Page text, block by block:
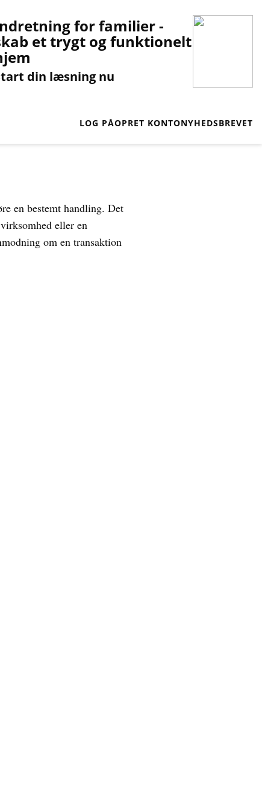
for familier -
et trygt og funktionelt
din læsning nu
LOG PÅOPRET KONTONYHEDSBREVET
en bestemt handling. Det
eller en
om en transaktion